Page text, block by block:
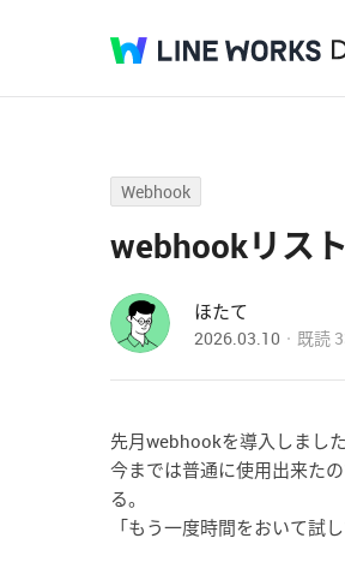
Webhook
webhookリス
ほたて
2026.03.10 既読
先月webhookを導入しました
今までは普通に使用出来た
る。
「もう一度時間をおいて試